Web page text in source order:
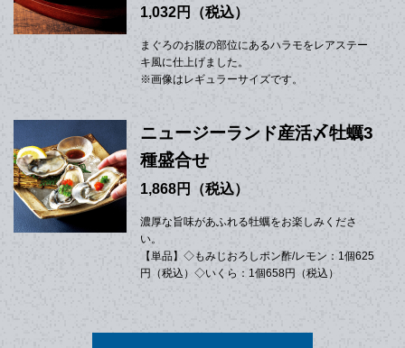
1,032円（税込）
まぐろのお腹の部位にあるハラモをレアステー
キ風に仕上げました。
※画像はレギュラーサイズです。
ニュージーランド産活〆牡蠣3
種盛合せ
1,868円（税込）
濃厚な旨味があふれる牡蠣をお楽しみくださ
い。
【単品】◇もみじおろしポン酢/レモン：1個625
円（税込）◇いくら：1個658円（税込）